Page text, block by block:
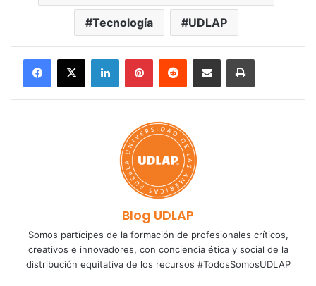
Tecnología UDLAP
LinkedInPinterestReddit Share via Email Print
Blog UDLAP
Somos partícipes de la formación de profesionales críticos,
creativos e innovadores, con conciencia ética y social de la
distribución equitativa de los recursos #TodosSomosUDLAP